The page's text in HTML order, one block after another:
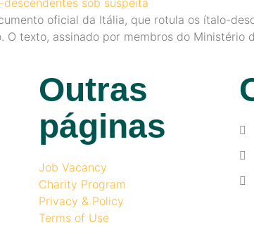
oficial da Itália, que rotula os ítalo-
O texto, assinado por membros do
Outras
páginas
Job Vacancy
Charity Program
Privacy & Policy
Terms of Use